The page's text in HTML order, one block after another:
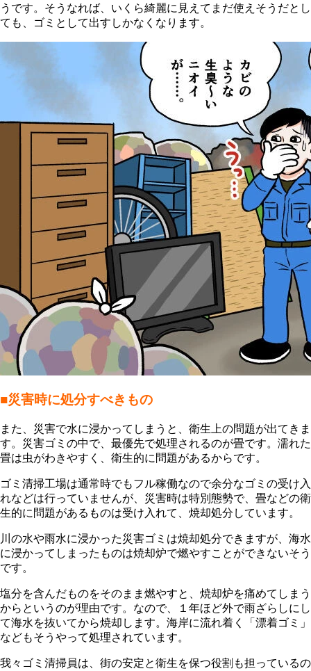
うです。そうなれば、いくら綺麗に見えてまだ使えそうだとし
ても、ゴミとして出すしかなくなります。
■災害時に処分すべきもの
また、災害で水に浸かってしまうと、衛生上の問題が出てきま
す。災害ゴミの中で、最優先で処理されるのが畳です。濡れた
畳は虫がわきやすく、衛生的に問題があるからです。
ゴミ清掃工場は通常時でもフル稼働なので余分なゴミの受け入
れなどは行っていませんが、災害時は特別態勢で、畳などの衛
生的に問題があるものは受け入れて、焼却処分しています。
川の水や雨水に浸かった災害ゴミは焼却処分できますが、海水
に浸かってしまったものは焼却炉で燃やすことができないそう
です。
塩分を含んだものをそのまま燃やすと、焼却炉を痛めてしまう
からというのが理由です。なので、１年ほど外で雨ざらしにし
て海水を抜いてから焼却します。海岸に流れ着く「漂着ゴミ」
などもそうやって処理されています。
我々ゴミ清掃員は、街の安定と衛生を保つ役割も担っているの